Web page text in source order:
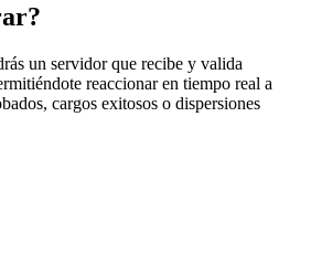
un servidor que recibe y valida
reaccionar en tiempo real a
cargos exitosos o dispersiones